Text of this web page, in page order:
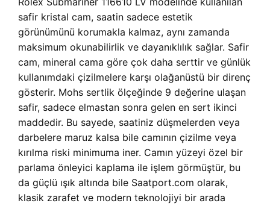
safir kristal cam, saatin sadece estetik
görünümünü korumakla kalmaz, aynı zamanda
maksimum okunabilirlik ve dayanıklılık sağlar. Safir
cam, mineral cama göre çok daha serttir ve günlük
kullanımdaki çizilmelere karşı olağanüstü bir direnç
gösterir. Mohs sertlik ölçeğinde 9 değerine ulaşan
safir, sadece elmastan sonra gelen en sert ikinci
maddedir. Bu sayede, saatiniz düşmelerden veya
darbelere maruz kalsa bile camının çizilme veya
kırılma riski minimuma iner. Camın yüzeyi özel bir
parlama önleyici kaplama ile işlem görmüştür, bu
da güçlü ışık altında bile Saatport.com olarak,
klasik zarafet ve modern teknolojiyi bir arada